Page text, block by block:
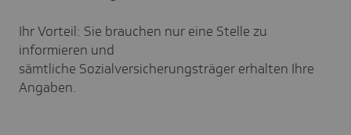
Ihr Vorteil: Sie brauchen nur eine Stelle zu
informieren und
sämtliche Sozialversicherungsträger erhalten Ihre
Angaben.